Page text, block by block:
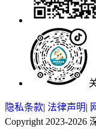
隐私条款| 法律声明|
Copyright 2023-2026